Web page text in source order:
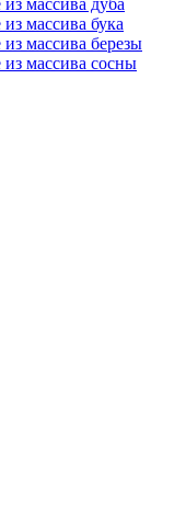
массива дуба
массива бука
массива березы
массива сосны